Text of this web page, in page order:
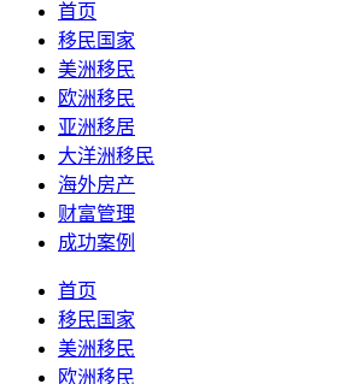
首页
移民国家
美洲移民
欧洲移民
亚洲移居
大洋洲移民
海外房产
财富管理
成功案例
首页
移民国家
美洲移民
欧洲移民